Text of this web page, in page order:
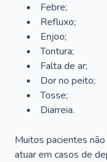
Febre;
Refluxo;
Enjoo;
Tontura;
Falta de ar;
Dor no peito;
Tosse;
Diarreia.
Muitos pacientes
atuar em casos de